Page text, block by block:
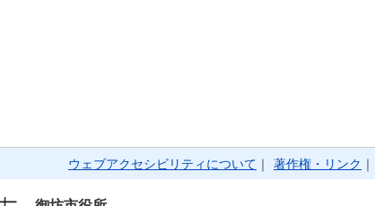
ウェブアクセシビリティについて ｜ 著作権・リンク ｜